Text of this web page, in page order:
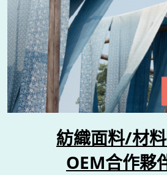
紡織面料/材
OEM合作夥